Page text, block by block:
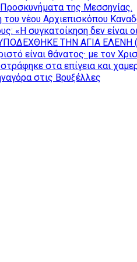
της Μεσσηνίας.
νέου Αρχιεπισκόπου
«Η συγκατοίκηση δεν είναι
ΤΗΝ ΑΓΙΑ ΕΛΕΝΗ
είναι θάνατος· με τον
στα επίγεια και
στις Βρυξέλλες